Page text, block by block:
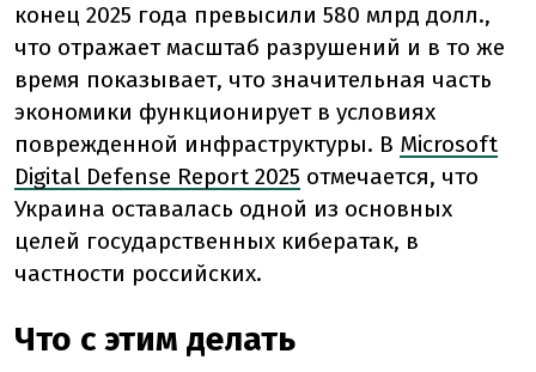
конец 2025 года превысили 580 млрд долл.,
что отражает масштаб разрушений и в то же
время показывает, что значительная часть
экономики функционирует в условиях
поврежденной инфраструктуры. В Microsoft
Digital Defense Report 2025 отмечается, что
Украина оставалась одной из основных
целей государственных кибератак, в
частности российских.
Что с этим делать